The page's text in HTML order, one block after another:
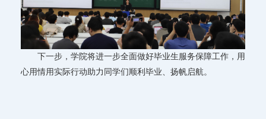
下一步，学院将进一步全面做好毕业生服务保障工作，用
心用情用实际行动助力同学们顺利毕业、扬帆启航。